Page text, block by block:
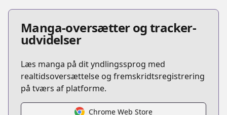
Manga-oversætter og tracker-
udvidelser
Læs manga på dit yndlingssprog med
realtidsoversættelse og fremskridtsregistrering
på tværs af platforme.
Chrome Web Store